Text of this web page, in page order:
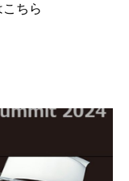
ちら